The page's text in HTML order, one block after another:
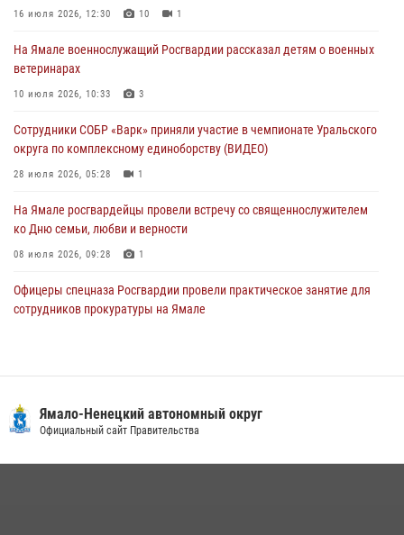
праздником
Сотрудники СОБР «Варк» повышают боевое мастерство на Ямале
30 июля 2026, 09:34 1
Офицеры спецназа Росгвардии провели практическое занятие для
сотрудников прокуратуры на Ямале
29 июля 2026, 10:42 4
16 июля 2026, 12:30 10 1
На Ямале военнослужащий Росгвардии рассказал детям о военных
ветеринарах
10 июля 2026, 10:33 3
Сотрудники СОБР «Варк» приняли участие в чемпионате Уральского
округа по комплексному единоборству (ВИДЕО)
28 июля 2026, 05:28 1
На Ямале росгвардейцы провели встречу со священнослужителем
ко Дню семьи, любви и верности
08 июля 2026, 09:28 1
Офицеры спецназа Росгвардии провели практическое занятие для
сотрудников прокуратуры на Ямале
«Каникулы с Росгвардией» продолжаются на Ямале
Ямало-Ненецкий автономный округ
Официальный сайт Правительства